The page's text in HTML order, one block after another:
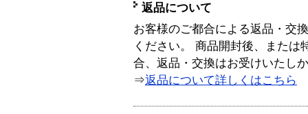
返品について
お客様のご都合による返品・交
ください。 商品開封後、または
合、返品・交換はお受けいたし
⇒返品について詳しくはこちら